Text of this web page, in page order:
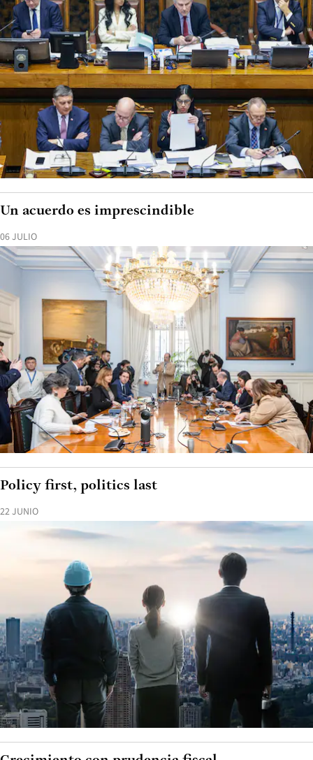
06 JULIO
Un acuerdo es imprescindible
22 JUNIO
Policy first, politics last